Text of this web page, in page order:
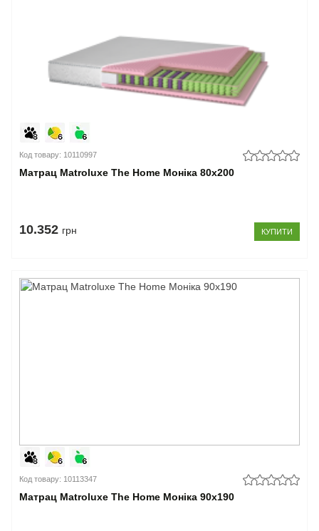
Код товару: 10110997
Матрац Matroluxe The Home Моніка 80x200
10.352 грн КУПИТИ
Код товару: 10113347
Матрац Matroluxe The Home Моніка 90x190